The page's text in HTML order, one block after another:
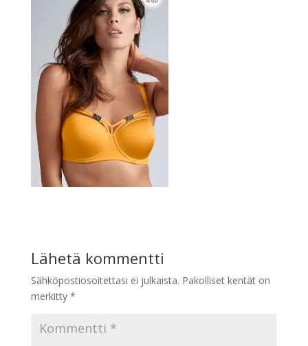
Lähetä kommentti
Sähköpostiosoitettasi ei julkaista. Pakolliset kentät on
merkitty *